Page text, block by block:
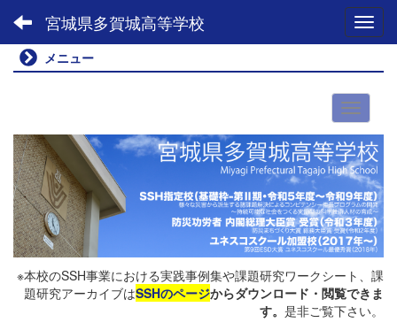
宮城県多賀城高等学校
メニュー
※本校のSSH事業における実践事例集や課題研究ワークシート、課
題研究アーカイブはSSHのページからダウンロード・閲覧できま
す。 是非ご覧下さい。